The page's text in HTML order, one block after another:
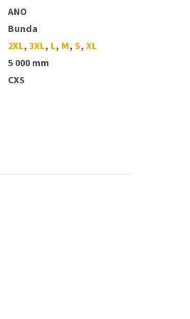
ANO
Bunda
2XL,3XL, L, M,S,XL
5 000 mm
CXS